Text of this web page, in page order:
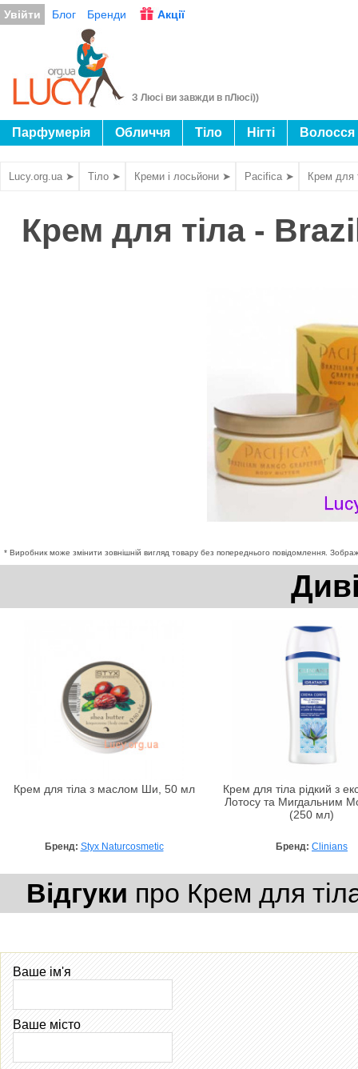
Увійти Блог Бренди Акції
З Люсі ви завжди в пЛюсі))
Парфумерія Обличчя Тіло Нігті Волосся
Lucy.org.ua ➤ Тіло ➤ Креми і лосьйони ➤ Pacifica ➤ Крем для
Крем для тіла -
* Виробник може змінити зовнішній вигляд товару без попереднього повідомлення.
Крем для тіла з маслом Ши, 50 мл
Бренд: Styx Naturcosmetic
Крем для тіла рідкий з
Лотосу та Мигдальним
(250 мл)
Бренд: Clinians
Відгуки про Крем для
Ваше ім'я
Ваше місто